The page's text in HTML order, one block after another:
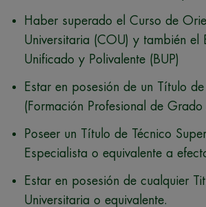
Haber superado el Curso de
Universitaria (COU) y también el
Unificado y Polivalente (BUP)
Estar en posesión de un Título de
(Formación Profesional de Grado
Poseer un Título de Técnico
Especialista o equivalente a
Estar en posesión de cualquier
Universitaria o equivalente.